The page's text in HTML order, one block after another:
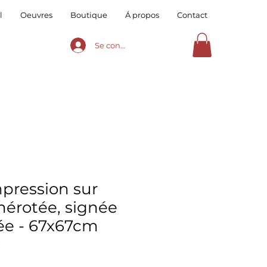
Oeuvres Boutique Á propos Contact
Se connecter
sur
signée
- 67x67cm